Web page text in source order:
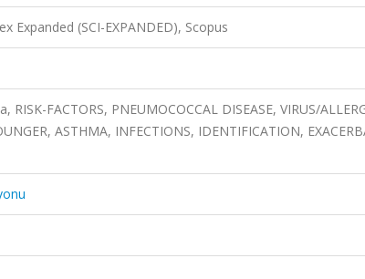
Expanded (SCI-EXPANDED), Scopus
FACTORS, PNEUMOCOCCAL DISEASE, VIRUS/
ASTHMA, INFECTIONS, IDENTIFICATION,